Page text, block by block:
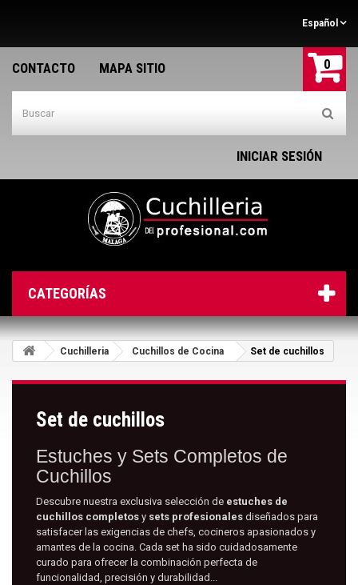
Español
CONTACTO MAPA SITIO 0
INICIAR SESIÓN
CATEGORÍAS
Cuchilleria Cuchillos de Cocina Set de cuchillos
Set de cuchillos
Estuches y Sets Completos de
Cuchillos
Descubre nuestra exclusiva selección de estuches de
cuchillos completos y sets profesionales diseñados para
satisfacer las exigencias de chefs, cocineros apasionados y
amantes de la cocina. Cada set ha sido cuidadosamente
curado para ofrecer la combinación perfecta de
funcionalidad, precisión y durabilidad...